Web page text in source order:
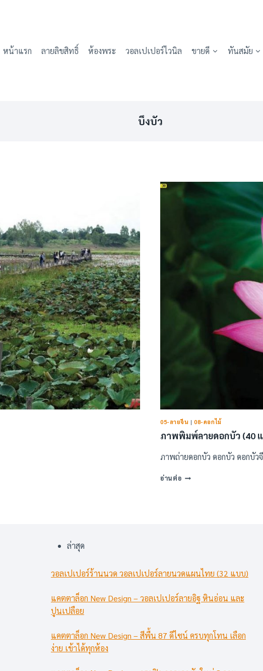
หน้าแรก
ลายลิขสิทธิ์ ห้องพระ วอลเปเปอร์ไวนิล ขายดี ทันสมัย
บึงบัว
05-ลายจีน |08-ดอกไม้
ภาพพิมพ์ลายดอกบัว (40
ภาพถ่ายดอกบัว ดอกบัว ดอกบั
อ่านต่อภาพ
ล่าสุด
วอลเปเปอร์ร้านนวด วอลเปเปอร์ลายนวดแผนไทย (32 แบบ)
แคตตาล็อก New Design – วอลเปเปอร์ลายอิฐ หินอ่อน และ
ปูนเปลือย
แคตตาล็อก New Design – สีพื้น 87 ดีไซน์ ครบทุกโทน เลือก
ง่าย เข้าได้ทุกห้อง